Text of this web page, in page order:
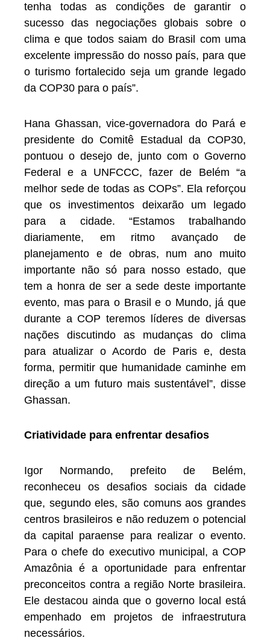
tenha todas as condições de garantir o
sucesso das negociações globais sobre o
clima e que todos saiam do Brasil com uma
excelente impressão do nosso país, para que
o turismo fortalecido seja um grande legado
da COP30 para o país”.
Hana Ghassan, vice-governadora do Pará e
presidente do Comitê Estadual da COP30,
pontuou o desejo de, junto com o Governo
Federal e a UNFCCC, fazer de Belém “a
melhor sede de todas as COPs”. Ela reforçou
que os investimentos deixarão um legado
para a cidade. “Estamos trabalhando
diariamente, em ritmo avançado de
planejamento e de obras, num ano muito
importante não só para nosso estado, que
tem a honra de ser a sede deste importante
evento, mas para o Brasil e o Mundo, já que
durante a COP teremos líderes de diversas
nações discutindo as mudanças do clima
para atualizar o Acordo de Paris e, desta
forma, permitir que humanidade caminhe em
direção a um futuro mais sustentável”, disse
Ghassan.
Criatividade para enfrentar desafios
Igor Normando, prefeito de Belém,
reconheceu os desafios sociais da cidade
que, segundo eles, são comuns aos grandes
centros brasileiros e não reduzem o potencial
da capital paraense para realizar o evento.
Para o chefe do executivo municipal, a COP
Amazônia é a oportunidade para enfrentar
preconceitos contra a região Norte brasileira.
Ele destacou ainda que o governo local está
empenhado em projetos de infraestrutura
necessários.